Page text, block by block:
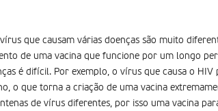
que causam várias doenças são muito
de uma vacina que funcione por um longo
é difícil. Por exemplo, o vírus que causa o
o que torna a criação de uma vacina
de vírus diferentes, por isso uma vacina